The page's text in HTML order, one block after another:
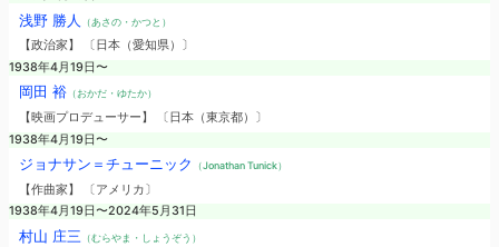
浅野 勝人 （あさの・かつと）
【政治家】 〔日本（愛知県）〕
1938年4月19日〜
岡田 裕（おかだ・ゆたか）
【映画プロデューサー】 〔日本（東京都）〕
1938年4月19日〜
ジョナサン＝チューニック （Jonathan Tunick）
【作曲家】 〔アメリカ〕
1938年4月19日〜2024年5月31日
村山 庄三 （むらやま・しょうぞう）